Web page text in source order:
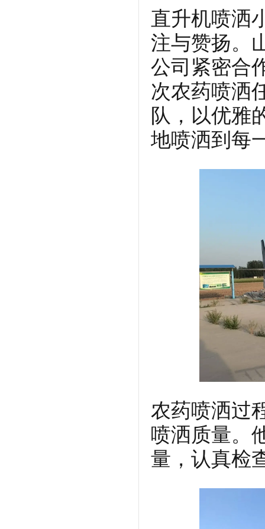
直升机喷洒
注与赞扬。
公司紧密合
次农药喷洒
队，以优雅
地喷洒到每
农药喷洒过
喷洒质量。
量，认真检